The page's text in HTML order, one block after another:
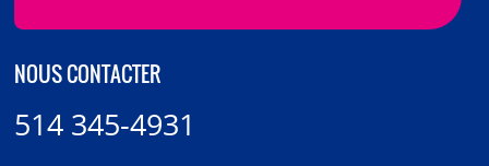
NOUS CONTACTER
514 345-4931